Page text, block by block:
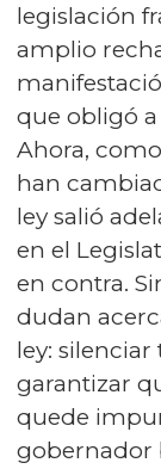
legislación
amplio
que obligó a
Ahora,
han
ley salió
en el
en contra.
dudan
ley:
garantizar
quede
gobernador